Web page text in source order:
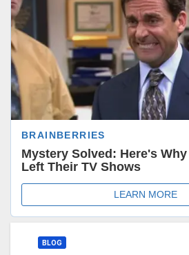
BLOG